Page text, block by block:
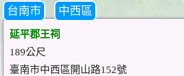
台南市 中西區
延平郡王祠
189公尺
臺南市中西區開山路152號